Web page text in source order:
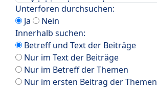
Unterforen durchsuchen:
Ja
Nein
Innerhalb suchen:
Betreff und Text der Beiträge
Nur im Text der Beiträge
Nur im Betreff der Themen
Nur im ersten Beitrag der Themen